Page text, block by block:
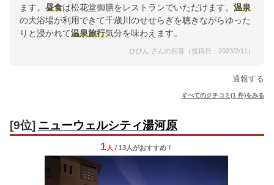
ます。 昼食は松花堂御膳をレストランでいただけます。 温泉
の大浴場が利用できて千歳川のせせらぎを聴きながらゆった
りと浸かれて温泉旅行気分を味わえます。
ひひん さんの回答（投稿日：2023/2/11）
通報する
すべてのクチコミ(1 件)をみる
[9位] ニューウェルシティ湯河原
1 人 / 13人がおすすめ！